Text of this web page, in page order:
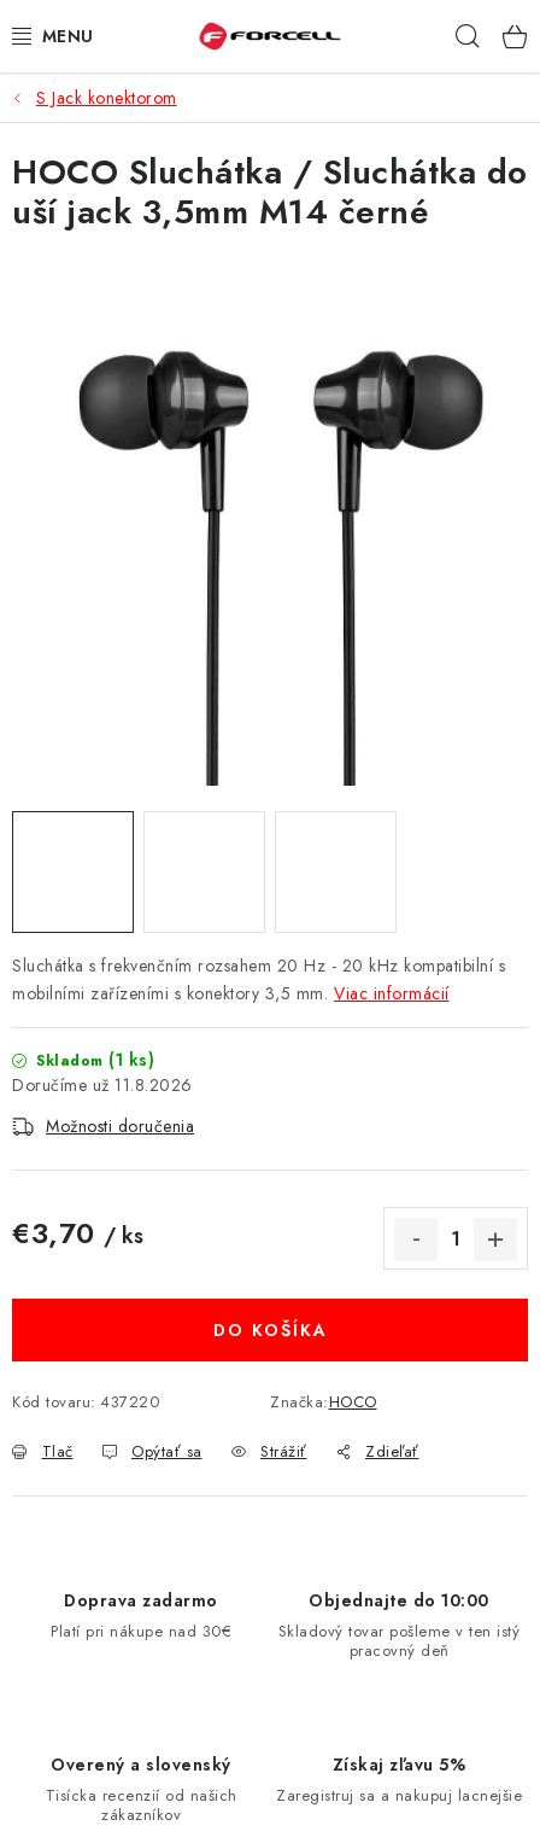
na
PUZDRÁ A OBALY
TVRDENÉ SKLÁ
DÁTOVÉ KÁBLE
DRŽIAKY NA MOBIL
BATÉRIE DO MOBILOV
NÁRAMKY NA HODINKY
PRÍSLUŠENSTVO K NOTEBOOKOM A PC
KAMERY
OSTATNÉ PRÍSLUŠENSTVO
VÝPREDAJ
Doprava a platba Ako nakupovať
Obchodné podmienky
Podmienky ochrany osobných údajov
Reklamácia
S Jack konektorom
Sluchátka s frekvenčním rozsahem 20 Hz - 20 kHz kompatibilní s
mobilními zařízeními s konektory 3,5 mm. Viac informácií
Skladom (1 ks)
11.8.2026
Možnosti doručenia
€3,70 / ks
DO KOŠÍKA
Kód tovaru: 437220 Značka:HOCO
Tlač Opýtať sa Strážiť Zdieľať
HOCO Sluchátka / Sluchátka do
uší jack 3,5mm M14 černé
Doprava zadarmo
Platí pri nákupe nad 30€
Objednajte do 10:00
Skladový tovar pošleme v ten istý
pracovný deň
Overený a slovenský
Tisícka recenzií od našich
zákazníkov
Získaj zľavu 5%
Zaregistruj sa a nakupuj lacnejšie